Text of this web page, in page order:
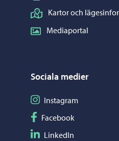
Kartor och
Mediaportal
Sociala medier
Följ på Instagram
Instagram
Följ på Facebook
Facebook
Följ på LinkedIn
LinkedIn